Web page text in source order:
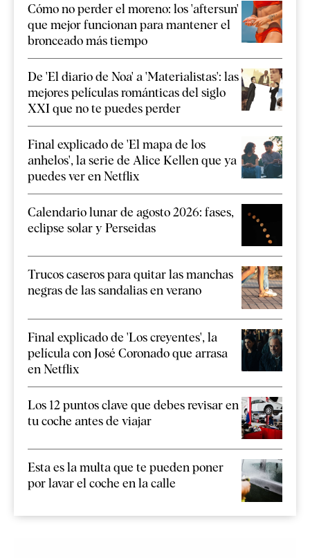
Cómo no perder el moreno: los 'aftersun'
que mejor funcionan para mantener el
bronceado más tiempo
De 'El diario de Noa' a 'Materialistas': las
mejores películas románticas del siglo
XXI que no te puedes perder
Final explicado de 'El mapa de los
anhelos', la serie de Alice Kellen que ya
puedes ver en Netflix
Calendario lunar de agosto 2026: fases,
eclipse solar y Perseidas
Trucos caseros para quitar las manchas
negras de las sandalias en verano
Final explicado de 'Los creyentes', la
película con José Coronado que arrasa
en Netflix
Los 12 puntos clave que debes revisar en
tu coche antes de viajar
Esta es la multa que te pueden poner
por lavar el coche en la calle